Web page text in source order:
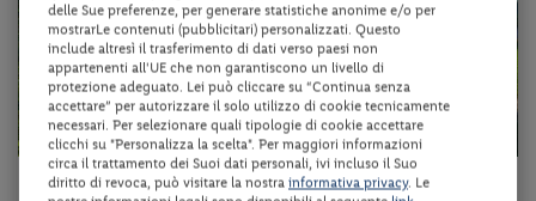
Veneto - Abano Terme (PD)
delle Sue preferenze, per generare statistiche anonime e/o per
mostrarLe contenuti (pubblicitari) personalizzati. Questo
include altresì il trasferimento di dati verso paesi non
appartenenti all'UE che non garantiscono un livello di
protezione adeguato. Lei può cliccare su “Continua senza
accettare” per autorizzare il solo utilizzo di cookie tecnicamente
necessari. Per selezionare quali tipologie di cookie accettare
clicchi su "Personalizza la scelta". Per maggiori informazioni
circa il trattamento dei Suoi dati personali, ivi incluso il Suo
diritto di revoca, può visitare la nostra informativa privacy. Le